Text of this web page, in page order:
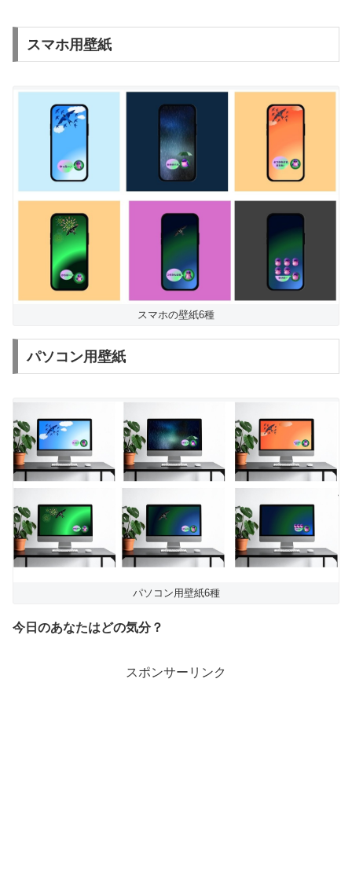
スマホ用壁紙
スマホの壁紙6種
パソコン用壁紙
パソコン用壁紙6種
今日のあなたはどの気分？
スポンサーリンク